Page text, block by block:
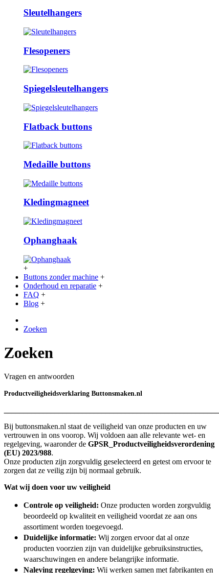
Sleutelhangers
Flesopeners
Spiegelsleutelhangers
Flatback buttons
Medaille buttons
Kledingmagneet
Ophanghaak
+
Buttons zonder machine +
Onderhoud en reparatie +
FAQ +
Blog +
Zoeken
Zoeken
Vragen en antwoorden
Productveiligheidsverklaring Buttonsmaken.nl
Bij buttonsmaken.nl staat de veiligheid van onze producten en uw
vertrouwen in ons voorop. Wij voldoen aan alle relevante wet- en
regelgeving, waaronder de GPSR_Productveiligheidsverordening
(EU) 2023/988.
Onze producten zijn zorgvuldig geselecteerd en getest om ervoor te
zorgen dat ze veilig zijn bij normaal gebruik.
Wat wij doen voor uw veiligheid
Controle op veiligheid: Onze producten worden zorgvuldig
beoordeeld op kwaliteit en veiligheid voordat ze aan ons
assortiment worden toegevoegd.
Duidelijke informatie: Wij zorgen ervoor dat al onze
producten voorzien zijn van duidelijke gebruiksinstructies,
waarschuwingen en andere belangrijke informatie.
Naleving regelgeving: Wij werken samen met fabrikanten en